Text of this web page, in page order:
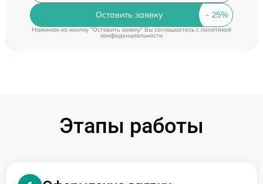
Оставить заявку
Нажимая на кнопку "Оставить заявку" Вы соглашаетесь cполитикой
конфиденциальности
Этапы работы